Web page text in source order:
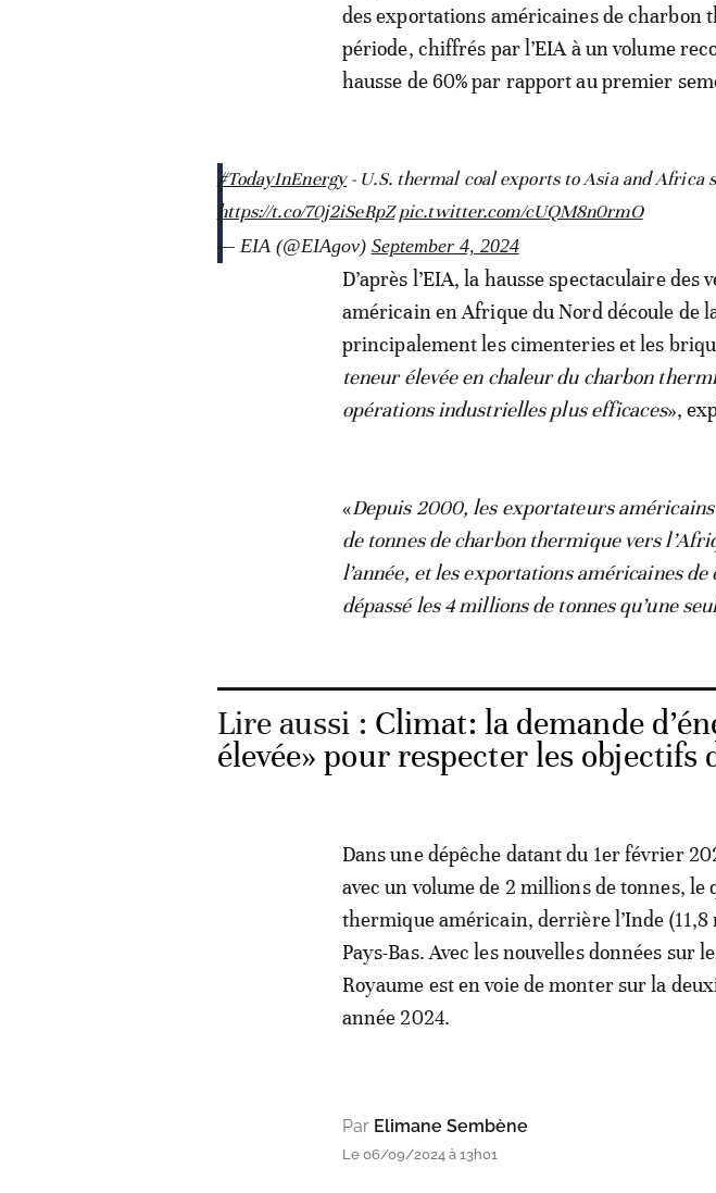
des exportations américaines de charbon
période, chiffrés par l’EIA à un volume
hausse de 60% par rapport au premier
#TodayInEnergy- U.S. thermal coal exports to Asia and Africa
https://t.co/70j2iSeRpZ pic.twitter.com/cUQM8n0rmO
— EIA (@EIAgov) September 4, 2024
D’après l’EIA, la hausse spectaculaire
américain en Afrique du Nord découle de
principalement les cimenteries et les
teneur élevée en chaleur du charbon
opérations industrielles plus efficaces»,
«Depuis 2000, les exportateurs
de tonnes de charbon thermique vers
l’année, et les exportations américaines
dépassé les 4 millions de tonnes qu’une
Lire aussi : Climat: la demande
élevée» pour respecter les objectifs
Dans une dépêche datant du 1er février
avec un volume de 2 millions de tonnes,
thermique américain, derrière l’Inde (11,8
Pays-Bas. Avec les nouvelles données sur
Royaume est en voie de monter sur la
année 2024.
Par Elimane Sembène
Le 06/09/2024 à 13h01